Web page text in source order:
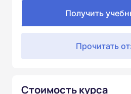
Получить
Прочитать
Стоимость курса